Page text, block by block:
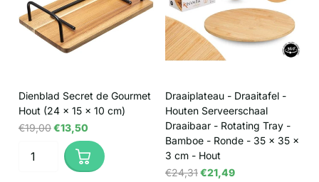
Dienblad Secret de Gourmet
Hout (24 x 15 x 10 cm)
€19,00€13,50
Draaiplateau - Draaitafel -
Houten Serveerschaal
Draaibaar - Rotating Tray -
Bamboe - Ronde - 35 x 35 x
3 cm - Hout
€24,31€21,49